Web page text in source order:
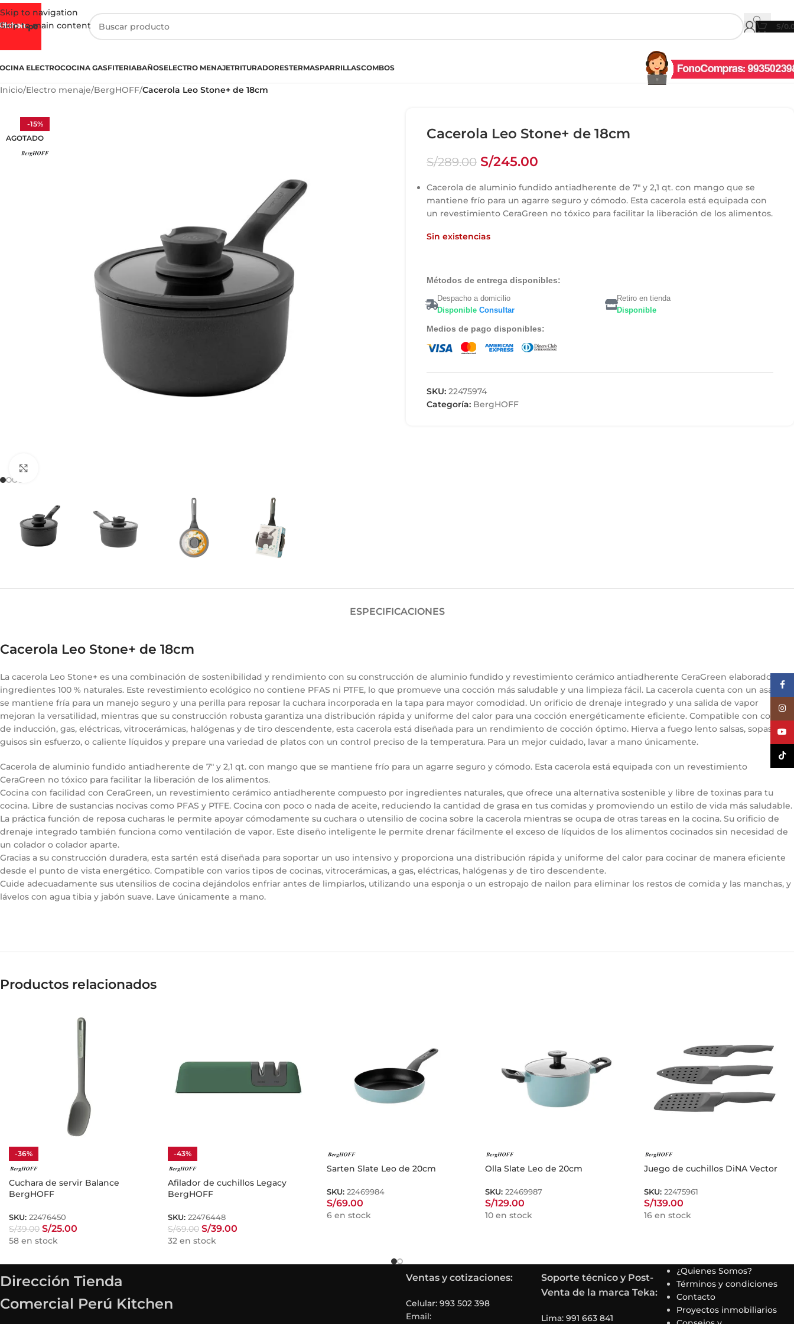
Skip to navigation
Skip to main content
S/
ELECTROCOCINA GASFITERIABAÑOSELECTRO MENAJETRITURADORESTERMASPARRILLASCOMBOS
Inicio/Electro menaje/BergHOFF/Cacerola Leo Stone+ de 18cm
-15%
AGOTADO
Cacerola Leo Stone+ de 18cm
S/289.00 S/245.00
Cacerola de aluminio fundido antiadherente de 7″ y 2,1 qt. con mango que se
mantiene frío para un agarre seguro y cómodo. Esta cacerola está equipada con
un revestimiento CeraGreen no tóxico para facilitar la liberación de los alimentos.
Sin existencias
Métodos de entrega disponibles:
Despacho a domicilio
Disponible Consultar
Retiro en tienda
Disponible
Medios de pago disponibles:
SKU: 22475974
Categoría: BergHOFF
ESPECIFICACIONES
Cacerola Leo Stone+ de 18cm
La cacerola Leo Stone+ es una combinación de sostenibilidad y rendimiento con su construcción de aluminio fundido y revestimiento cerámico antiadherente CeraGreen elaborado con
ingredientes 100 % naturales. Este revestimiento ecológico no contiene PFAS ni PTFE, lo que promueve una cocción más saludable y una limpieza fácil. La cacerola cuenta con un asa que
se mantiene fría para un manejo seguro y una perilla para reposar la cuchara incorporada en la tapa para mayor comodidad. Un orificio de drenaje integrado y una salida de vapor
mejoran la versatilidad, mientras que su construcción robusta garantiza una distribución rápida y uniforme del calor para una cocción energéticamente eficiente. Compatible con cocinas
de inducción, gas, eléctricas, vitrocerámicas, halógenas y de tiro descendente, esta cacerola está diseñada para un rendimiento de cocción óptimo. Hierva a fuego lento salsas, sopas y
guisos sin esfuerzo, o caliente líquidos y prepare una variedad de platos con un control preciso de la temperatura. Para un mejor cuidado, lavar a mano únicamente.
Cacerola de aluminio fundido antiadherente de 7" y 2,1 qt. con mango que se mantiene frío para un agarre seguro y cómodo. Esta cacerola está equipada con un revestimiento
CeraGreen no tóxico para facilitar la liberación de los alimentos.
Cocina con facilidad con CeraGreen, un revestimiento cerámico antiadherente compuesto por ingredientes naturales, que ofrece una alternativa sostenible y libre de toxinas para tu
cocina. Libre de sustancias nocivas como PFAS y PTFE. Cocina con poco o nada de aceite, reduciendo la cantidad de grasa en tus comidas y promoviendo un estilo de vida más saludable.
La práctica función de reposa cucharas le permite apoyar cómodamente su cuchara o utensilio de cocina sobre la cacerola mientras se ocupa de otras tareas en la cocina. Su orificio de
drenaje integrado también funciona como ventilación de vapor. Este diseño inteligente le permite drenar fácilmente el exceso de líquidos de los alimentos cocinados sin necesidad de
un colador o colador aparte.
Gracias a su construcción duradera, esta sartén está diseñada para soportar un uso intensivo y proporciona una distribución rápida y uniforme del calor para cocinar de manera eficiente
desde el punto de vista energético. Compatible con varios tipos de cocinas, vitrocerámicas, a gas, eléctricas, halógenas y de tiro descendente.
Cuide adecuadamente sus utensilios de cocina dejándolos enfriar antes de limpiarlos, utilizando una esponja o un estropajo de nailon para eliminar los restos de comida y las manchas, y
lávelos con agua tibia y jabón suave. Lave únicamente a mano.
Productos relacionados
-36%
Cuchara de servir Balance
BergHOFF
SKU: 22476450
S/39.00 S/25.00
58 en stock
-43%
Afilador de cuchillos Legacy
BergHOFF
SKU: 22476448
S/69.00 S/39.00
32 en stock
Sarten Slate Leo de 20cm
SKU: 22469984
S/69.00
6 en stock
Olla Slate Leo de 20cm
SKU:22469987
S/129.00
10 en stock
Juego de cuchillos DiNA Vector
SKU:22475961
S/139.00
16 en stock
Dirección Tienda
Comercial Perú Kitchen
Ventas y cotizaciones:
Celular: 993 502 398
Email:
Soporte técnico y Post-
Venta de la marca Teka:
Lima: 991 663 841
¿Quienes Somos?
Términos y condiciones
Contacto
Proyectos inmobiliarios